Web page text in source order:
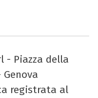
- Piazza della
registrata al